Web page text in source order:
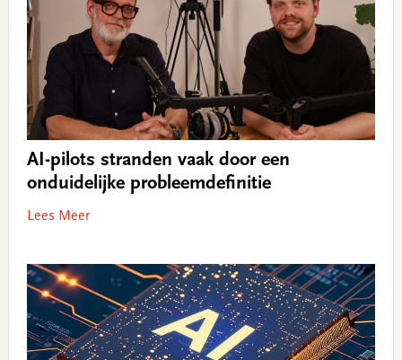
AI-pilots stranden vaak door een
onduidelijke probleemdefinitie
Lees Meer